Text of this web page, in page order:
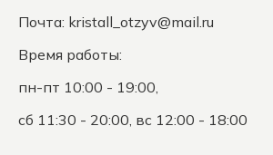
Почта: kristall_otzyv@mail.ru
Время работы:
пн-пт 10:00 - 19:00,
сб 11:30 - 20:00, вс 12:00 - 18:00